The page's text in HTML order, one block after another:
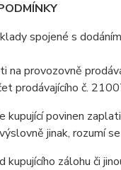
spojené s
na provozovně
prodávajícího č.
povinen
jinak, rozumí
zálohu či